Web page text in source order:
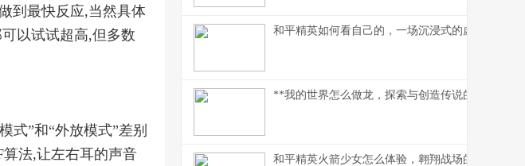
到最快反应,当然具体
以试试超高,但多数
式”和“外放模式”差别
法,让左右耳的声音
和平精英如何看自己的，一场沉浸式的虚拟自我对
**我的世界怎么做龙，探索与创造传说的征途**
和平精英火箭少女怎么体验，翱翔战场的粉色梦境